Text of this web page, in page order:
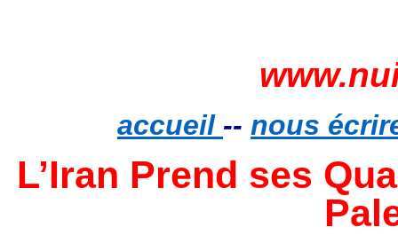
accueil -- nous
L’Iran Prend ses